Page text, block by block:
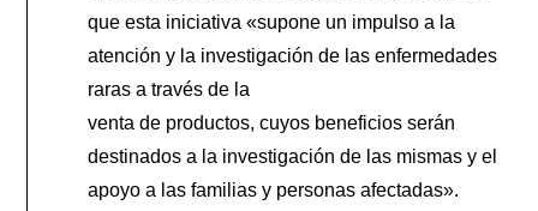
que esta iniciativa «supone un impulso a la
atención y la investigación de las enfermedades
raras a través de la
venta de productos, cuyos beneficios serán
destinados a la investigación de las mismas y el
apoyo a las familias y personas afectadas».